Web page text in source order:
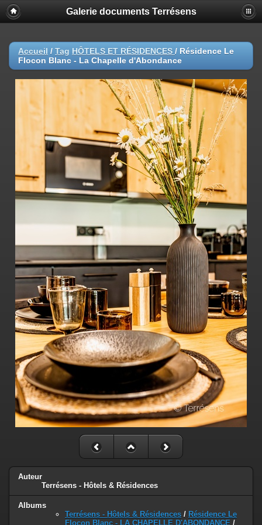
Galerie documents Terrésens
Accueil / Tag HÔTELS ET RÉSIDENCES / Résidence Le
Flocon Blanc - La Chapelle d'Abondance
Auteur
Terrésens - Hôtels & Résidences
Albums
Terrésens - Hôtels & Résidences / Résidence Le
Flocon Blanc - LA CHAPELLE D'ABONDANCE /